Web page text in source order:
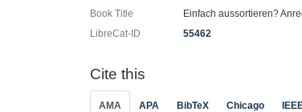
Book Title
Einfach aussortieren?
LibreCat-ID
55462
Cite this
AMA APA BibTeX Chicago